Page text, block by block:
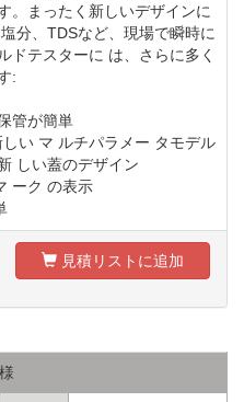
。まったく新しいデザインに
分、TDSなど、現場で瞬時に
ドテスターに は、さらに多く
:
管が簡単
い マ ルチパラメー タモデル
しい蓋のデザイン
ーク の表示
見積リストに追加